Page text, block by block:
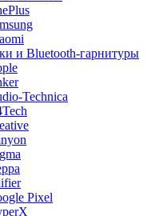
и Bluetooth-гарнитуры
Technica
Pixel